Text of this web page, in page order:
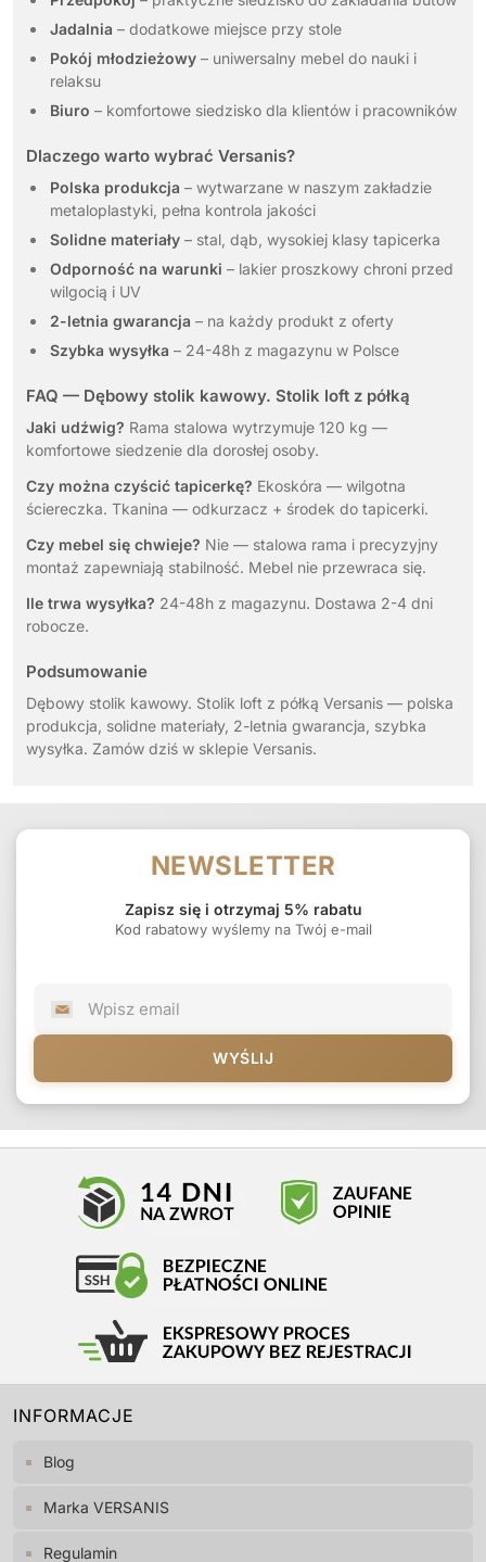
Jadalnia – dodatkowe miejsce przy stole
Pokój młodzieżowy – uniwersalny mebel do nauki i
relaksu
Biuro – komfortowe siedzisko dla klientów i pracowników
Dlaczego warto wybrać Versanis?
Polska produkcja – wytwarzane w naszym zakładzie
metaloplastyki, pełna kontrola jakości
Solidne materiały – stal, dąb, wysokiej klasy tapicerka
Odporność na warunki – lakier proszkowy chroni przed
wilgocią i UV
2-letnia gwarancja – na każdy produkt z oferty
Szybka wysyłka – 24-48h z magazynu w Polsce
FAQ — Dębowy stolik kawowy. Stolik loft z półką
Jaki udźwig? Rama stalowa wytrzymuje 120 kg —
komfortowe siedzenie dla dorosłej osoby.
Czy można czyścić tapicerkę? Ekoskóra — wilgotna
ściereczka. Tkanina — odkurzacz + środek do tapicerki.
Czy mebel się chwieje? Nie — stalowa rama i precyzyjny
montaż zapewniają stabilność. Mebel nie przewraca się.
Ile trwa wysyłka? 24-48h z magazynu. Dostawa 2-4 dni
robocze.
Podsumowanie
Dębowy stolik kawowy. Stolik loft z półką Versanis — polska
produkcja, solidne materiały, 2-letnia gwarancja, szybka
wysyłka. Zamów dziś w sklepie Versanis.
NEWSLETTER
Zapisz się i otrzymaj 5% rabatu
Kod rabatowy wyślemy na Twój e-mail
WYŚLIJ
INFORMACJE
Blog
Marka VERSANIS
Regulamin